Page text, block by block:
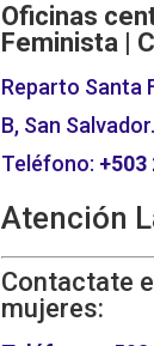
Oficinas
Feminista |
Reparto Santa
B, San Salvador.
Teléfono: +503
Atención
Contactate
mujeres: